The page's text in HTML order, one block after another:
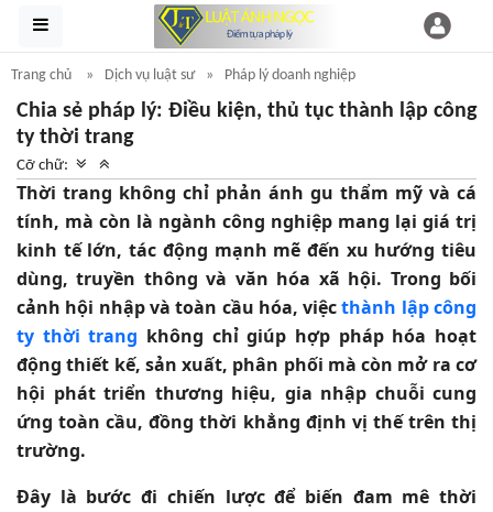
Trang chủ Dịch vụ luật sư Pháp lý doanh nghiệp
Chia sẻ pháp lý: Điều kiện, thủ tục thành lập công
ty thời trang
Cỡ chữ:
Thời trang không chỉ phản ánh gu thẩm mỹ và cá
tính, mà còn là ngành công nghiệp mang lại giá trị
kinh tế lớn, tác động mạnh mẽ đến xu hướng tiêu
dùng, truyền thông và văn hóa xã hội. Trong bối
cảnh hội nhập và toàn cầu hóa, việcthành lập công
ty thời trang không chỉ giúp hợp pháp hóa hoạt
động thiết kế, sản xuất, phân phối mà còn mở ra cơ
hội phát triển thương hiệu, gia nhập chuỗi cung
ứng toàn cầu, đồng thời khẳng định vị thế trên thị
trường.
Đây là bước đi chiến lược để biến đam mê thời